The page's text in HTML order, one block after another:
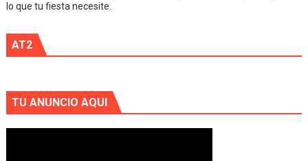
lo que tu fiesta necesite.
AT2
TU ANUNCIO AQUI